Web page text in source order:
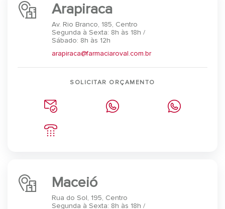
Arapiraca
Av. Rio Branco, 185, Centro
Segunda à Sexta: 8h às 18h /
Sábado: 8h às 12h
arapiraca@farmaciaroval.com.br
SOLICITAR ORÇAMENTO
Maceió
Rua do Sol, 195, Centro
Segunda à Sexta: 8h às 18h /